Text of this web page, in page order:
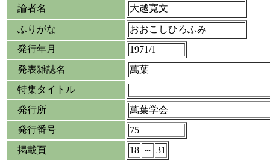
論者名 大越寛文
ふりがな
おおこしひろふみ
発行年月
1971/1
発表雑誌名
萬葉
特集タイトル
発行所
萬葉学会
発行番号
75
掲載頁
18 ～ 31